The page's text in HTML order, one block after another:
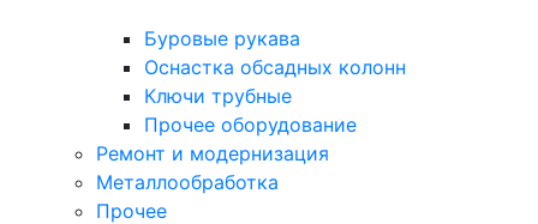
Буровые рукава
Оснастка обсадных колонн
Ключи трубные
Прочее оборудование
Ремонт и модернизация
Металлообработка
Прочее